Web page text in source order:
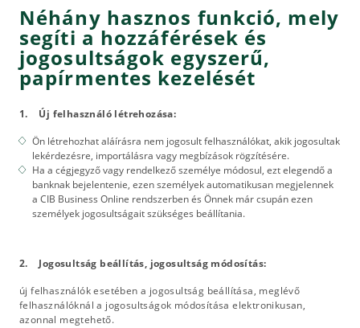
Néhány hasznos funkció, mely
segíti a hozzáférések és
jogosultságok egyszerű,
papírmentes kezelését
1. Új felhasználó létrehozása:
Ön létrehozhat aláírásra nem jogosult felhasználókat, akik jogosultak
lekérdezésre, importálásra vagy megbízások rögzítésére.
Ha a cégjegyző vagy rendelkező személye módosul, ezt elegendő a
banknak bejelentenie, ezen személyek automatikusan megjelennek
a CIB Business Online rendszerben és Önnek már csupán ezen
személyek jogosultságait szükséges beállítania.
2. Jogosultság beállítás, jogosultság módosítás:
új felhasználók esetében a jogosultság beállítása, meglévő
felhasználóknál a jogosultságok módosítása elektronikusan,
azonnal megtehető.